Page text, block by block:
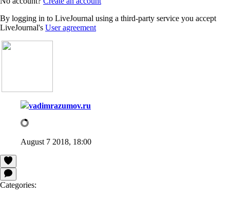
By logging in to LiveJournal using a third-party service you accept
LiveJournal's User agreement
vadimrazumov.ru
August 7 2018, 18:00
Categories: